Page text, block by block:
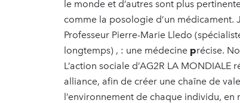
le monde et d’autres sont plus
comme la posologie d’un médicament.
Professeur Pierre-Marie Lledo
longtemps) , : une médecine précise.
L’action sociale d’AG2R LA
alliance, afin de créer une chaîne de
l’environnement de chaque individu,